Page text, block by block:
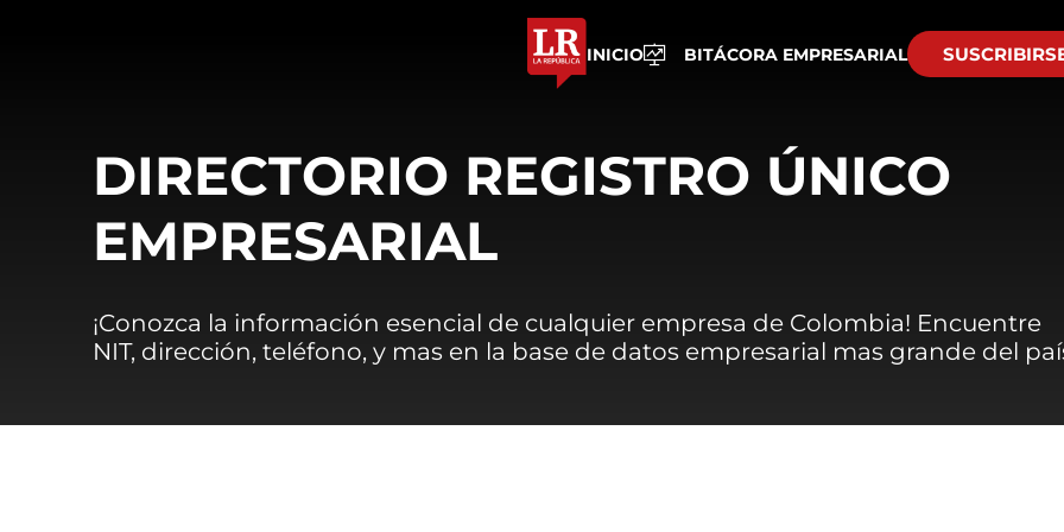
INICIO BITÁCORA EMPRESARIAL
DIRECTORIO REGISTRO ÚNICO
EMPRESARIAL
¡Conozca la información esencial de cualquier empresa de Colombia! Encuentre
NIT, dirección, teléfono, y mas en la base de datos empresarial mas grande del